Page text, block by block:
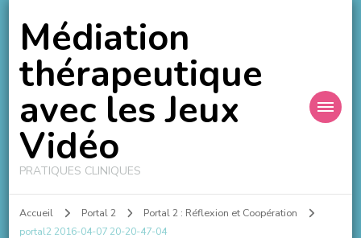
Médiation
thérapeutique
avec les Jeux
Vidéo
PRATIQUES CLINIQUES
Accueil Portal 2
Portal 2 : Réflexion et Coopération
portal2 2016-04-07 20-20-47-04